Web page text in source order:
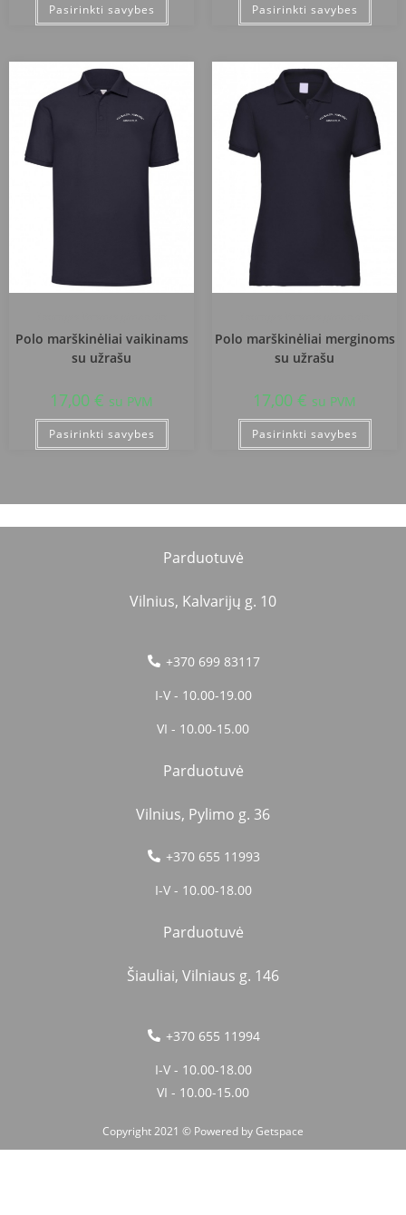
Pasirinkti savybes Pasirinkti savybes
Polo marškinėliai vaikinams
su užrašu
17,00 € su PVM
Pasirinkti savybes
Polo marškinėliai merginoms
su užrašu
17,00 € su PVM
Pasirinkti savybes
Parduotuvė
Vilnius, Kalvarijų g. 10
+370 699 83117
I-V - 10.00-19.00
VI - 10.00-15.00
Parduotuvė
Vilnius, Pylimo g. 36
+370 655 11993
I-V - 10.00-18.00
Parduotuvė
Šiauliai, Vilniaus g. 146
+370 655 11994
I-V - 10.00-18.00
VI - 10.00-15.00
Copyright 2021 © Powered byGetspace